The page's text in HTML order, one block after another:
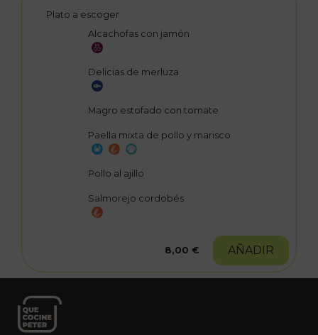
Plato a escoger
Alcachofas con jamón
Delicias de merluza
Magro estofado con tomate
Paella mixta de pollo y marisco
Pollo al ajillo
Salmorejo cordobés
8,00 € AÑADIR